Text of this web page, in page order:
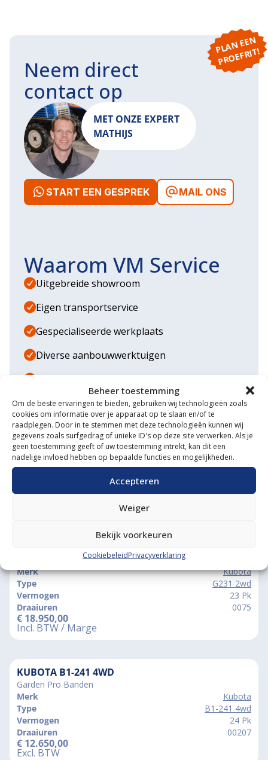
Beheer toestemming
Om de beste ervaringen te bieden, gebruiken wij technologieën zoals
cookies om informatie over je apparaat op te slaan en/of te
raadplegen. Door in te stemmen met deze technologieën kunnen wij
gegevens zoals surfgedrag of unieke ID's op deze site verwerken. Als je
geen toestemming geeft of uw toestemming intrekt, kan dit een
nadelige invloed hebben op bepaalde functies en mogelijkheden.
Accepteren
Weiger
Bekijk voorkeuren
CookiebeleidPrivacyverklaring
P
L
A
N
E
E
N
P
R
O
E
F
RI
T!
Neem direct
contact op
MET ONZE EXPERT
MATHIJS
START EEN GESPREK MAIL ONS
Waarom VM Service
Uitgebreide showroom
Eigen transportservice
Gespecialiseerde werkplaats
Diverse aanbouwwerktuigen
Grote voorraad minitrekkers
Grootste in kleine tractoren
Vergelijkbare producten
Margetrekker, Hooglosser
Merk
Kubota
Type
G231 2wd
Vermogen
23 Pk
Draaiuren
0075
€ 18.950,00
Incl. BTW / Marge
KUBOTA B1-241 4WD
Garden Pro Banden
Merk
Kubota
Type
B1-241 4wd
Vermogen
24 Pk
Draaiuren
00207
€ 12.650,00
Excl. BTW